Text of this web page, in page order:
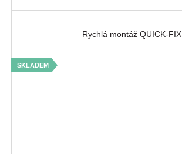
Rychlá montáž QUICK-FIX
SKLADEM